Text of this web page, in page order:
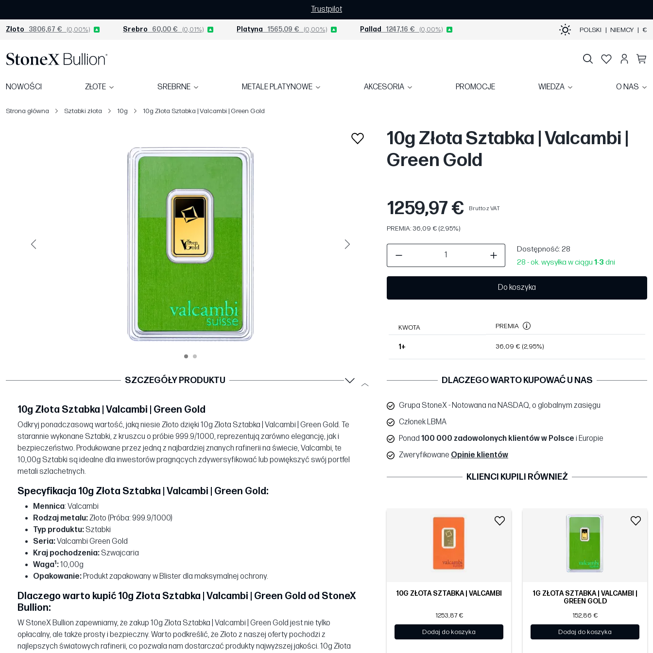
Trustpilot
Złoto 3806,67 € (0,00%) Srebro 60,00 € (0,01%) Platyna 1565,09 € (0,00%) Pallad 1247,16 € (0,00%) POLSKI | NIEMCY | €
NOWOŚCI ZŁOTE SREBRNE METALE PLATYNOWE AKCESORIA PROMOCJE WIEDZA O NAS
Strona główna Sztabki złota 10g 10g Złota Sztabka | Valcambi | Green Gold
Poprzedni Następny
10g Złota Sztabka | Valcambi |
Green Gold
1259,97 € Brutto z VAT
PREMIA: 36,09 € (2,95%)
Dostępność: 28
28 - ok. wysyłka w ciągu 1-3 dni
Do koszyka
KWOTA PREMIA
1+ 36,09 € (2,95%)
SZCZEGÓŁY PRODUKTU
10g Złota Sztabka | Valcambi | Green Gold
Odkryj ponadczasową wartość, jaką niesie Złoto dzięki 10g Złota Sztabka | Valcambi | Green Gold. Te
starannie wykonane Sztabki, z kruszcu o próbie 999.9/1000, reprezentują zarówno elegancję, jak i
bezpieczeństwo. Produkowane przez jedną z najbardziej znanych rafinerii na świecie, Valcambi, te
10,00g Sztabki są idealne dla inwestorów pragnących zdywersyfikować lub powiększyć swój portfel
metali szlachetnych.
Specyfikacja 10g Złota Sztabka | Valcambi | Green Gold:
Mennica: Valcambi
Rodzaj metalu:Złoto (Próba: 999.9/1000)
Typ produktu:Sztabki
Seria:Valcambi Green Gold
Kraj pochodzenia:Szwajcaria
Waga1:10,00g
Opakowanie:Produkt zapakowany w Blister dla maksymalnej ochrony.
Dlaczego warto kupić 10g Złota Sztabka | Valcambi | Green Gold od StoneX
Bullion:
W StoneX Bullion zapewniamy, że zakup 10g Złota Sztabka | Valcambi | Green Gold jest nie tylko
opłacalny, ale także prosty i bezpieczny. Warto podkreślić, że Złoto z naszej oferty pochodzi z
najlepszych światowych rafinerii, co pozwala nam dostarczać produkty najwyższej jakości. 10g Złota
DLACZEGO WARTO KUPOWAĆ U NAS
Grupa StoneX - Notowana na NASDAQ, o globalnym zasięgu
Członek LBMA
Ponad 100 000 zadowolonych klientów w Polsce i Europie
Zweryfikowane Opinie klientów
KLIENCI KUPILI RÓWNIEŻ
10G ZŁOTA SZTABKA | VALCAMBI
1253,87 €
Dodaj do koszyka
1G ZŁOTA SZTABKA | VALCAMBI |
GREEN GOLD
152,86 €
Dodaj do koszyka